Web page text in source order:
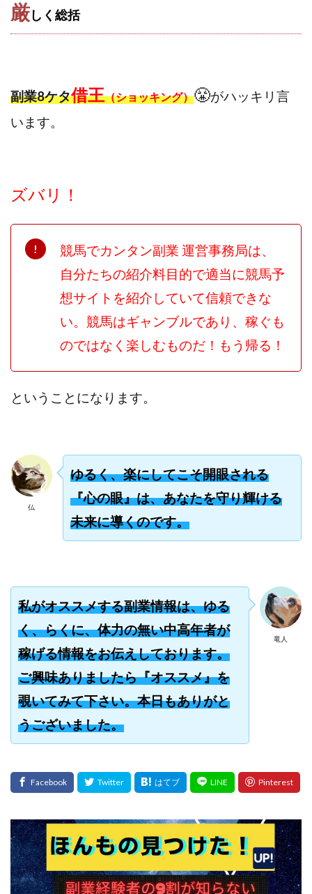
厳しく 総括
副業8ケタ借王（ショッキング）😤がハッキリ言
います。
ズバリ！
競馬でカンタン副業 運営事務局は、
自分たちの紹介料目的で適当に競馬予
想サイトを紹介していて信頼できな
い。競馬はギャンブルであり、稼ぐも
のではなく楽しむものだ！もう帰る！
ということになります。
仏
ゆるく、楽にしてこそ開眼される
『心の眼』は、あなたを守り輝ける
未来に導くのです。
竜人
私がオススメする副業情報は、ゆる
く、らくに、体力の無い中高年者が
稼げる情報をお伝えしております。
ご興味ありましたら『オススメ』を
覗いてみて下さい。本日もありがと
うございました。